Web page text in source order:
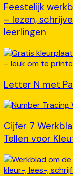
Feestelijk
– lezen,
leerlingen
Letter N met
Cijfer 7
Tellen voor